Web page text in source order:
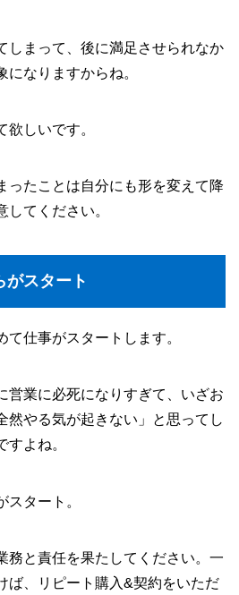
しまって、後に満足させられなか
になりますからね。
欲しいです。
ったことは自分にも形を変えて降
してください。
がスタート
仕事がスタートします。
営業に必死になりすぎて、いざお
然やる気が起きない」と思ってし
すよね。
タート。
務と責任を果たしてください。一
ば、リピート購入&契約をいただ